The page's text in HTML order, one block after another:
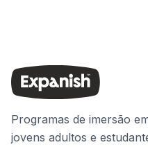
Programas de imersão
jovens adultos e